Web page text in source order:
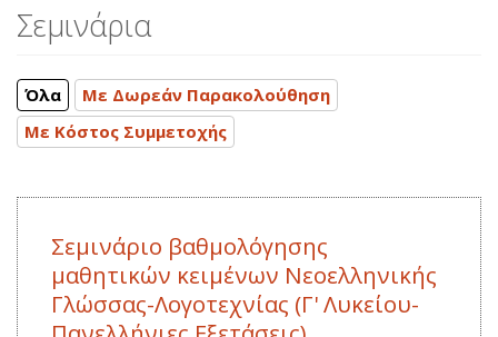
Σεμινάρια
Όλα
Με Δωρεάν Παρακολούθηση
Με Κόστος Συμμετοχής
Σεμινάριο βαθμολόγησης
μαθητικών κειμένων Νεοελληνικής
Γλώσσας-Λογοτεχνίας (Γ' Λυκείου-